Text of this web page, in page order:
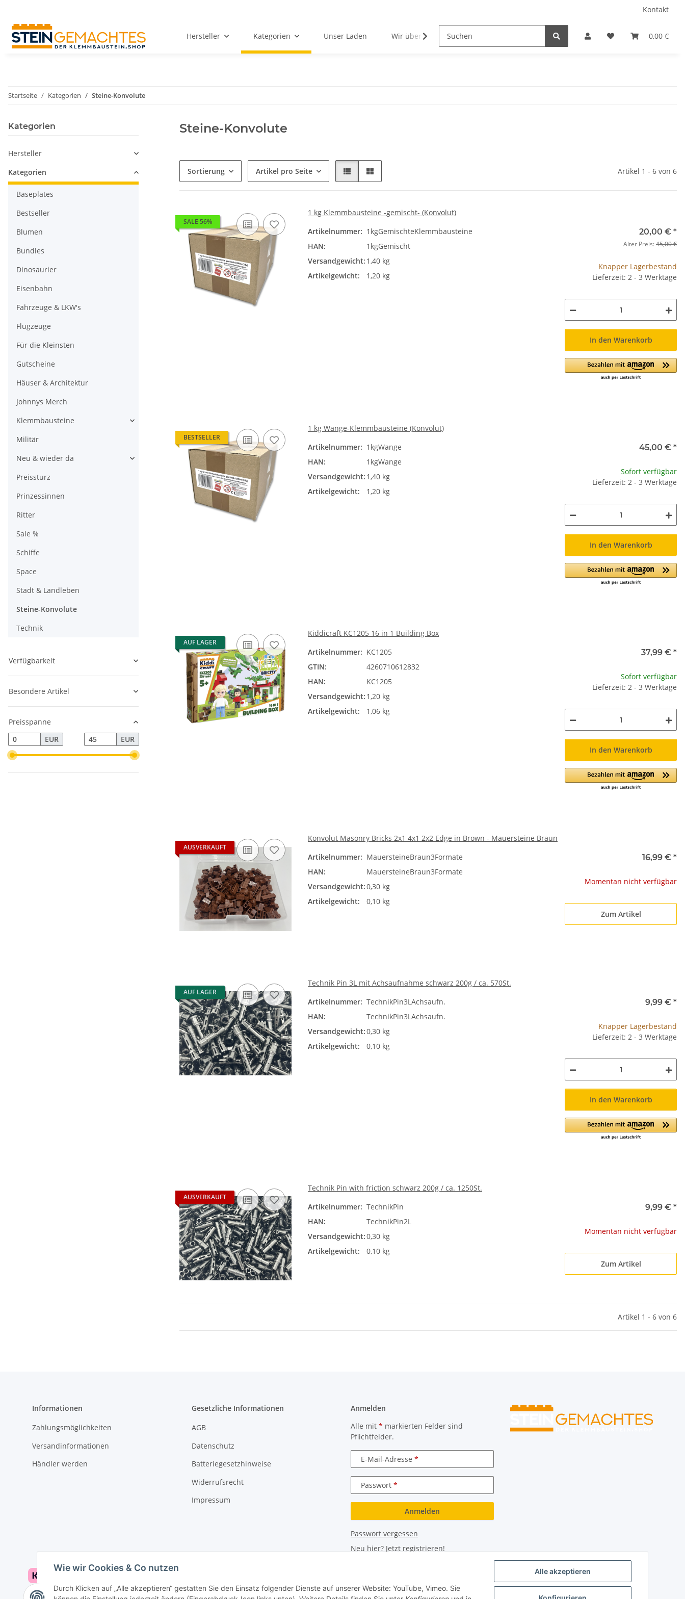
Alle akzeptieren
Wie wir Cookies & Co nutzen
Durch Klicken auf „Alle akzeptieren“ gestatten Sie den Einsatz folgender Dienste auf unserer Website: YouTube, Vimeo. Sie
Kontakt
0,00 €
Hersteller Kategorien Unser Laden Wir über uns
Startseite Kategorien Steine-Konvolute
Steine-Konvolute
Sortierung Artikel pro Seite Artikel 1 - 6 von 6
SALE 56%
1 kg Klemmbausteine -gemischt- (Konvolut)
Artikelnummer: 1kgGemischteKlemmbausteine
HAN:
1kgGemischt
Versandgewicht: 1,40 kg
Artikelgewicht:
1,20 kg
20,00 € *
Alter Preis:45,00 €
Knapper Lagerbestand
Lieferzeit: 2 - 3 Werktage
In den Warenkorb
BESTSELLER
1 kg Wange-Klemmbausteine (Konvolut)
Artikelnummer: 1kgWange
HAN:
1kgWange
Versandgewicht: 1,40 kg
Artikelgewicht:
1,20 kg
45,00 € *
Sofort verfügbar
Lieferzeit: 2 - 3 Werktage
In den Warenkorb
AUF LAGER
Kiddicraft KC1205 16 in 1 Building Box
Artikelnummer: KC1205
GTIN:
4260710612832
HAN:
KC1205
Versandgewicht: 1,20 kg
Artikelgewicht:
1,06 kg
37,99 € *
Sofort verfügbar
Lieferzeit: 2 - 3 Werktage
In den Warenkorb
AUSVERKAUFT
Konvolut Masonry Bricks 2x1 4x1 2x2 Edge in Brown - Mauersteine Braun
Artikelnummer: MauersteineBraun3Formate
HAN:
MauersteineBraun3Formate
Versandgewicht:0,30 kg
Artikelgewicht:
0,10 kg
16,99 € *
Momentan nicht verfügbar
Zum Artikel
AUF LAGER
Technik Pin 3L mit Achsaufnahme schwarz 200g / ca. 570St.
Artikelnummer: TechnikPin3LAchsaufn.
HAN:
TechnikPin3LAchsaufn.
Versandgewicht:0,30 kg
Artikelgewicht:
0,10 kg
9,99 € *
Knapper Lagerbestand
Lieferzeit: 2 - 3 Werktage
In den Warenkorb
AUSVERKAUFT
Technik Pin with friction schwarz 200g / ca. 1250St.
Artikelnummer: TechnikPin
HAN:
TechnikPin2L
Versandgewicht:0,30 kg
Artikelgewicht:
0,10 kg
9,99 € *
Momentan nicht verfügbar
Zum Artikel
Artikel 1 - 6 von 6
Kategorien
Hersteller
Kategorien
Baseplates
Bestseller
Blumen
Bundles
Dinosaurier
Eisenbahn
Fahrzeuge & LKW's
Flugzeuge
Für die Kleinsten
Gutscheine
Häuser & Architektur
Johnnys Merch
Klemmbausteine
Militär
Neu & wieder da
Preissturz
Prinzessinnen
Ritter
Sale %
Schiffe
Space
Stadt & Landleben
Steine-Konvolute
Technik
Verfügbarkeit
Besondere Artikel
Preisspanne
EUR
EUR
Informationen
Zahlungsmöglichkeiten
Versandinformationen
Händler werden
Gesetzliche Informationen
AGB
Datenschutz
Batteriegesetzhinweise
Widerrufsrecht
Impressum
Anmelden
Alle mit * markierten Felder sind
Pflichtfelder.
E-Mail-Adresse
Passwort
Anmelden
Passwort vergessen
Neu hier? Jetzt registrieren!